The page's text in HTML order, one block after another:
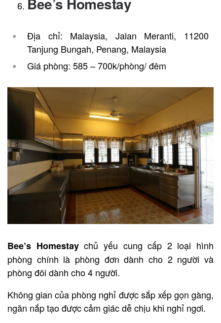
Địa chỉ: Malaysia, Jalan Meranti, 11200
Tanjung Bungah, Penang, Malaysia
Giá phòng: 585 – 700k/phòng/ đêm
Bee’s Homestaychủ yếu cung cấp 2 loại hình
phòng chính là phòng đơn dành cho 2 người và
phòng đôi dành cho 4 người.
Không gian của phòng nghỉ được sắp xếp gọn gàng,
ngăn nắp tạo được cảm giác dễ chịu khi nghỉ ngơi.